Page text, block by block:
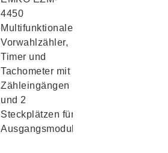
4450
Multifunktionaler
Vorwahlzähler,
Timer und
Tachometer mit 2
Zähleingängen
und 2
Steckplätzen für
Ausgangsmodule